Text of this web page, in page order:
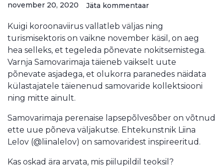
november 20, 2020 Jäta kommentaar
Kuigi koroonaviirus vallatleb väljas ning
turismisektoris on vaikne november käsil, on aeg
hea selleks, et tegeleda põnevate nokitsemistega.
Varnja Samovarimaja täieneb vaikselt uute
põnevate asjadega, et olukorra paranedes näidata
külastajatele täienenud samovaride kollektsiooni
ning mitte ainult.
Samovarimaja perenaise lapsepõlvesõber on võtnud
ette uue põneva väljakutse. Ehtekunstnik Liina
Lelov (@liinalelov) on samovaridest inspireeritud.
Kas oskad ära arvata, mis piilupildil teoksil?